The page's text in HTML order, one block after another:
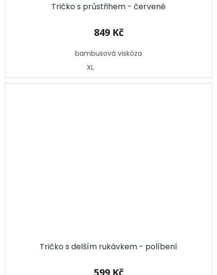
Tričko s průstřihem - červené
849 Kč
bambusová viskóza
XL
Tričko s delším rukávkem - políbení